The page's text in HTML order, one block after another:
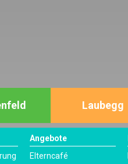
Laubegg
Angebote
Elterncafé